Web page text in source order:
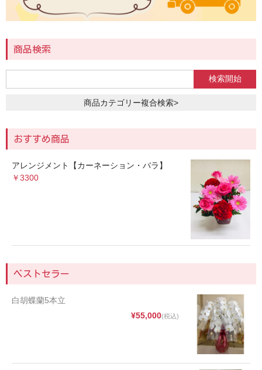
商品検索
商品カテゴリー複合検索>
おすすめ商品
アレンジメント【カーネーション・バラ】
￥3300
ベストセラー
白胡蝶蘭5本立
¥55,000(税込)